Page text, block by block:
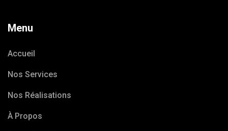
Menu
Accueil
Nos Services
Nos Réalisations
À Propos